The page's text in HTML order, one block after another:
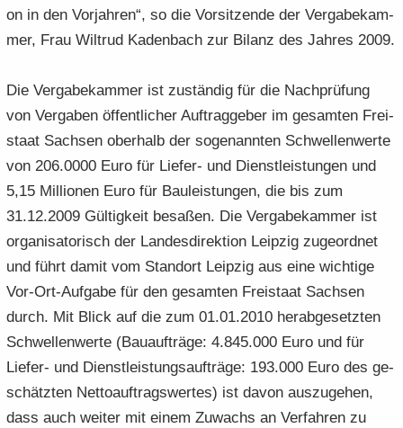
on in den Vor­jah­ren“, so die Vor­sit­zen­de der Ver­ga­be­kam­
mer, Frau Wil­trud Ka­den­bach zur Bi­lanz des Jah­res 2009.
Die Ver­ga­be­kam­mer ist zu­stän­dig für die Nach­prü­fung
von Ver­ga­ben öf­fent­li­cher Auf­trag­ge­ber im ge­sam­ten Frei­
staat Sach­sen ober­halb der so­ge­nann­ten Schwel­len­wer­te
von 206.0000 Euro für Liefer-​ und Dienst­leis­tun­gen und
5,15 Mil­lio­nen Euro für Bau­leis­tun­gen, die bis zum
31.12.2009 Gül­tig­keit be­sa­ßen. Die Ver­ga­be­kam­mer ist
or­ga­ni­sa­to­risch der Lan­des­di­rek­ti­on Leip­zig zu­ge­ord­net
und führt damit vom Stand­ort Leip­zig aus eine wich­ti­ge
Vor-​Ort-Aufgabe für den ge­sam­ten Frei­staat Sach­sen
durch. Mit Blick auf die zum 01.01.2010 her­ab­ge­setz­ten
Schwel­len­wer­te (Bau­auf­trä­ge: 4.845.000 Euro und für
Liefer-​ und Dienst­leis­tungs­auf­trä­ge: 193.000 Euro des ge­
schätz­ten Net­to­auf­trags­wer­tes) ist davon aus­zu­ge­hen,
dass auch wei­ter mit einem Zu­wachs an Ver­fah­ren zu